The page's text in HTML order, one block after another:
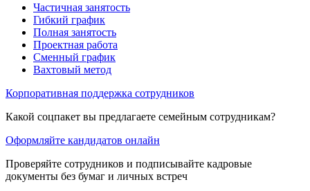
Частичная занятость
Гибкий график
Полная занятость
Проектная работа
Сменный график
Вахтовый метод
Корпоративная поддержка сотрудников
Какой соцпакет вы предлагаете семейным сотрудникам?
Оформляйте кандидатов онлайн
Проверяйте сотрудников и подписывайте кадровые
документы без бумаг и личных встреч